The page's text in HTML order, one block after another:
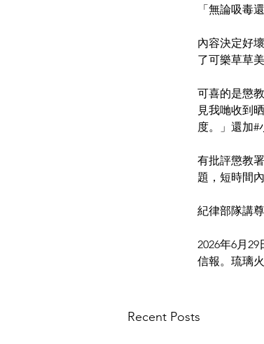
「無論吸毒
內容決定好
了可樂草草
可喜的是懲
見我哋收到
度。」還加#
有批評懲教
題，短時間
紀律部隊講
2026年6月29
信報。琉璃
Recent Posts